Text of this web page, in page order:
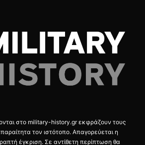
στο military-history.gr εκφράζουν τους
τον ιστότοπο. Απαγορεύεται η
έγκριση. Σε αντίθετη περίπτωση θα